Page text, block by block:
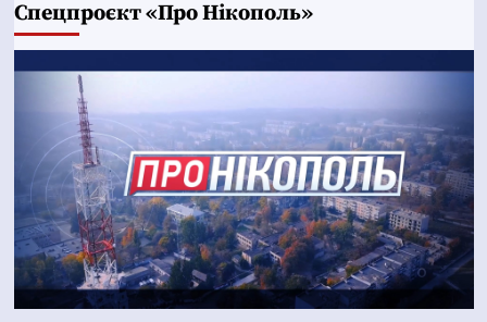
Cпецпроєкт «Про Нікополь»